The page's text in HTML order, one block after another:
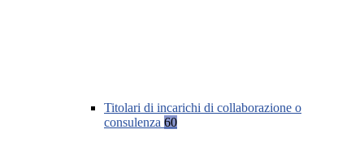
Titolari di incarichi di collaborazione o
consulenza 60